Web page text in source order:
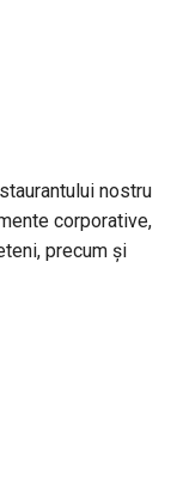
nostru
corporative,
precum și